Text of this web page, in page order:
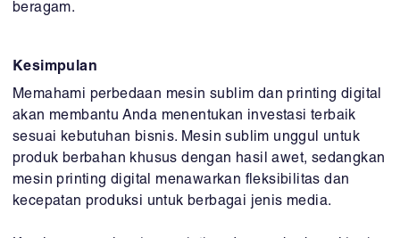
beragam.
Kesimpulan
Memahami perbedaan mesin sublim dan printing digital
akan membantu Anda menentukan investasi terbaik
sesuai kebutuhan bisnis. Mesin sublim unggul untuk
produk berbahan khusus dengan hasil awet, sedangkan
mesin printing digital menawarkan fleksibilitas dan
kecepatan produksi untuk berbagai jenis media.